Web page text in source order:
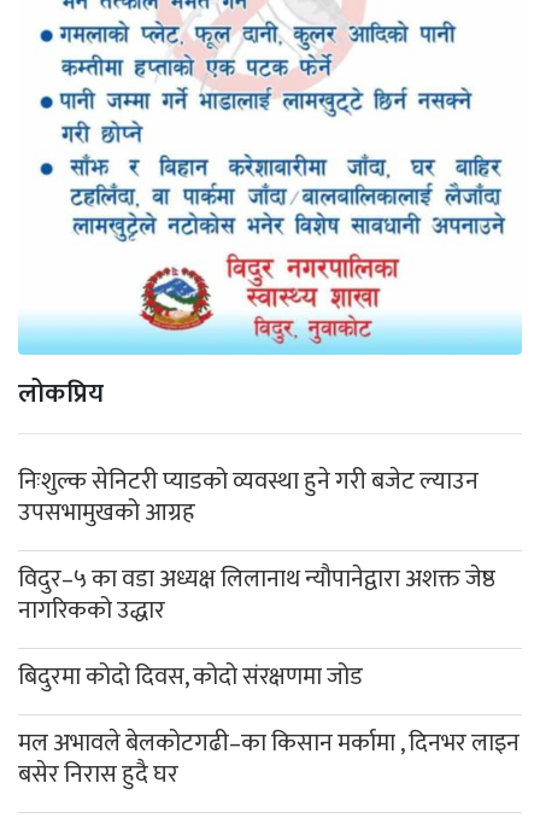
लोकप्रिय
निःशुल्क सेनिटरी प्याडको व्यवस्था हुने गरी बजेट ल्याउन
उपसभामुखको आग्रह
विदुर–५ का वडा अध्यक्ष लिलानाथ न्यौपानेद्वारा अशक्त जेष्ठ
नागरिकको उद्धार
बिदुरमा कोदो दिवस, कोदो संरक्षणमा जोड
मल अभावले बेलकोटगढी–का किसान मर्कामा , दिनभर लाइन
बसेर निरास हुदै घर